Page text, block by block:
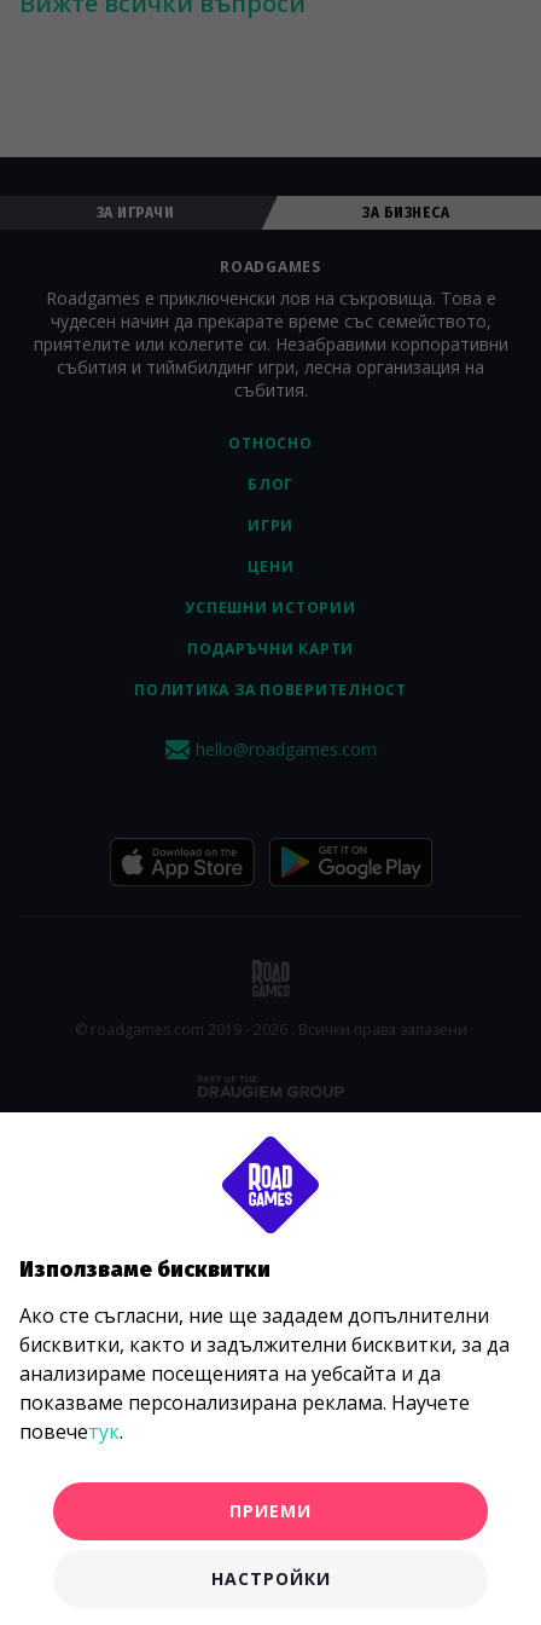
Определят се от формата, избран за събитието. Услуги за
ЗА ИГРАЧИ ЗА БИЗНЕСА
ОТНОСНО
БЛОГ
ИГРИ
ЦЕНИ
УСПЕШНИ ИСТОРИИ
ПОДАРЪЧНИ КАРТИ
ПОЛИТИКА ЗА ПОВЕРИТЕЛНОСТ
ROADGAMES
Roadgames е приключенски лов на съкровища. Това е
чудесен начин да прекарате време със семейството,
приятелите или колегите си. Незабравими корпоративни
събития и тиймбилдинг игри, лесна организация на
събития.
hello@roadgames.com
© roadgames.com 2019 - 2026 . Всички права запазени
Използваме бисквитки
Ако сте съгласни, ние ще зададем допълнителни
бисквитки, както и задължителни бисквитки, за да
анализираме посещенията на уебсайта и да
показваме персонализирана реклама. Научете
повечетук.
ПРИЕМИ
НАСТРОЙКИ